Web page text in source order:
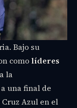
Bajo su
comolíderes
la
una final de
Azul en el